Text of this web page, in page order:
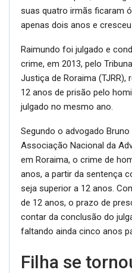
Raimundo foi julgado e
crime, em 2013, pelo
Justiça de Roraima (TJRR),
12 anos de prisão pelo
julgado no mesmo ano.
Segundo o advogado
Associação Nacional da
em Roraima, o crime de
anos, a partir da sentença
seja superior a 12 anos.
de 12 anos, o prazo de
contar da conclusão do
faltando ainda cinco anos
Filha se
Direito em uma faculdade